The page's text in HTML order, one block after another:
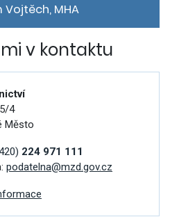
Vojtěch, MHA
v kontaktu
4
Město
224 971 111
podatelna@mzd.gov.cz